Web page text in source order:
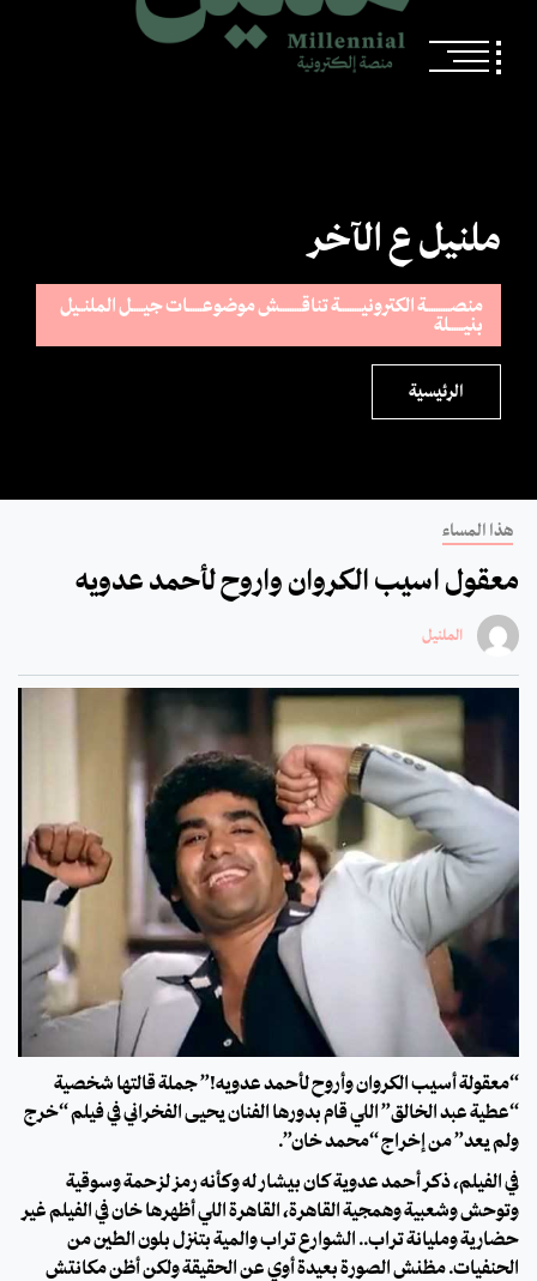
ملنيل ع الآخر
منصــــــــــة الكترونيـــــــــة تناقـــــــــش موضوعــــــات جيـــــل الملنــيل
بنيــــــلة
الرئيسية
هذا المساء
معقول اسيب الكروان واروح لأحمد عدويه
الملنيل
“معقولة أسيب الكروان وأروح لأحمد عدويه!” جملة قالتها شخصية
“عطية عبد الخالق” اللي قام بدورها الفنان يحيى الفخراني في فيلم “خرج
ولم يعد” من إخراج “محمد خان”.
في الفيلم، ذكر أحمد عدوية كان بيشار له وكأنه رمز لزحمة وسوقية
وتوحش وشعبية وهمجية القاهرة، القاهرة اللي أظهرها خان في الفيلم غير
حضارية ومليانة تراب.. الشوارع تراب والمية بتنزل بلون الطين من
الحنفيات. مظنش الصورة بعيدة أوي عن الحقيقة ولكن أظن مكانتش